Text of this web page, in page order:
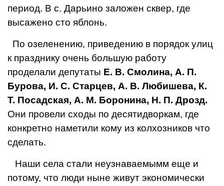
период. В с. Дарьино заложен сквер, где
высажено сто яблонь.
По озеленению, приведению в порядок улиц
к празднику очень большую работу
проделали депутаты Е. В. Смолина, А. П.
Бурова, И. С. Старцев, А. В. Любишева, К.
Т. Посадская, А. М. Бо­ронина, Н. П. Дрозд.
Они провели сходы по десятидворкам, где
конкретно наметили кому из колхозников что
сделать.
Наши села стали неузнаваемымм еще и
потому, что люди ныне живут экономиче­ски